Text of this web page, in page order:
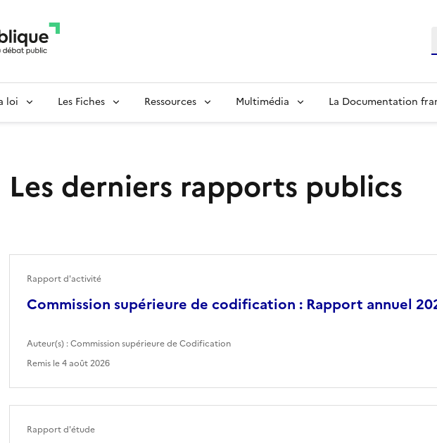
loi Les Fiches Ressources Multimédia La Documentation
Les derniers rapports publics
Commission supérieure de codification : Rapport annuel
Rapport d'activité
Auteur(s) :Commission supérieure de Codification
Remis le4 août 2026
Rapport d'étude